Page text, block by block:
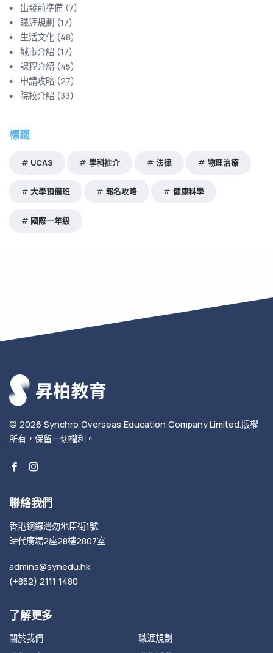
出發前準備 (7)
職涯規劃 (17)
生活文化 (48)
城市介紹 (17)
課程介紹 (45)
申請攻略 (27)
院校介紹 (33)
標籤
UCAS 學科推介 法律 物理治療
大學預備班 報名攻略 健康科學
國際一年級
© 2026 Synchro Overseas Education Company Limited.版權
所有，保留一切權利。
聯絡我們
香港銅鑼灣勿地臣街1號
時代廣場2座28樓2807室
admins@synedu.hk
(+852) 2111 1480
了解更多
關於我們
職涯規劃